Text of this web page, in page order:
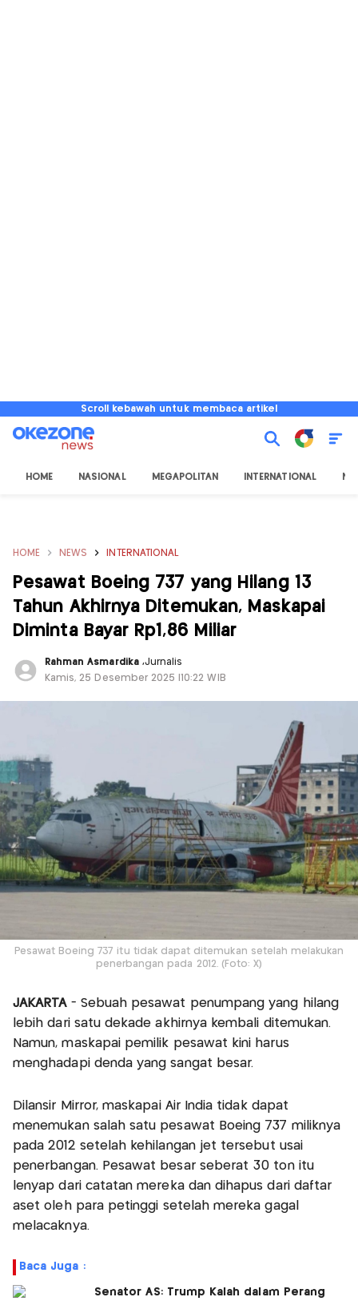
Scroll kebawah untuk membaca artikel
HOME NASIONAL MEGAPOLITAN INTERNATIONAL
HOME NEWS INTERNATIONAL
Pesawat Boeing 737 yang Hilang 13
Tahun Akhirnya Ditemukan, Maskapai
Diminta Bayar Rp1,86 Miliar
Rahman Asmardika ,Jurnalis
Kamis, 25 Desember 2025 |10:22 WIB
Pesawat Boeing 737 itu tidak dapat ditemukan setelah melakukan
penerbangan pada 2012. (Foto: X)
JAKARTA - Sebuah pesawat penumpang yang hilang
lebih dari satu dekade akhirnya kembali ditemukan.
Namun, maskapai pemilik pesawat kini harus
menghadapi denda yang sangat besar.
Dilansir Mirror, maskapai Air India tidak dapat
menemukan salah satu pesawat Boeing 737 miliknya
pada 2012 setelah kehilangan jet tersebut usai
penerbangan. Pesawat besar seberat 30 ton itu
lenyap dari catatan mereka dan dihapus dari daftar
aset oleh para petinggi setelah mereka gagal
melacaknya.
Baca Juga :
Senator AS: Trump Kalah dalam Perang